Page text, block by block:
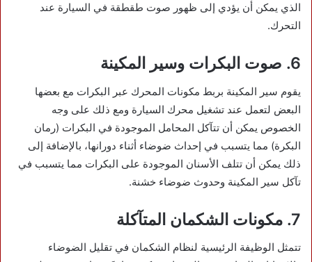
الذي يمكن أن يؤدي إلى ظهور صوت طقطقة في السيارة عند
التحرك.
6. صوت البكرات وسير المكينة
يقوم سير المكينة بربط مكونات المحرك عبر البكرات مع بعضها
البعض لتعمل عند تشغيل محرك السيارة ومع ذلك على وجه
الخصوص يمكن أن تتآكل المحامل الموجودة في البكرات (رمان
البكرة) مما يتسبب في إحداث ضوضاء أثناء دورانها، بالإضافة إلى
ذلك يمكن أن تتلف الأسنان الموجودة على البكرات مما يتسبب في
تآكل سير المكينة وحدوث ضوضاء خشنة.
7. مكونات الشكمان المتآكلة
تتمثل الوظيفة الرئيسية لنظام الشكمان في تقليل الضوضاء